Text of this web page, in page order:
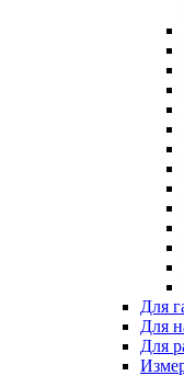
Для
Для
Для